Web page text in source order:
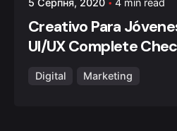
Creativo Para
UI/UX Complete
Digital Marketing